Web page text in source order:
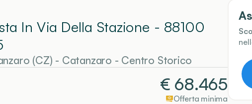
In Via Della Stazione - 88100
(CZ) - Catanzaro - Centro Storico
€ 68.465
Offerta minima